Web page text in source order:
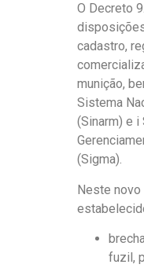
O Decreto
cadastro,
munição,
Sistema
(Sinarm) e i
(Sigma).
Neste
fuzil,